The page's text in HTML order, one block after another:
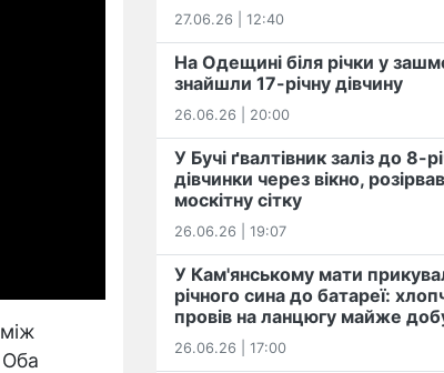
Оба
27.06.26 | 12:40
На Одещині біля річки у
знайшли 17-річну дівчину
26.06.26 | 20:00
У Бучі ґвалтівник заліз до 8-
дівчинки через вікно,
москітну сітку
26.06.26 | 19:07
У Кам'янському мати
річного сина до батареї:
провів на ланцюгу майже
26.06.26 | 17:00